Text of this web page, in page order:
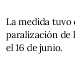
La medida
paralización de
el 16 de junio.